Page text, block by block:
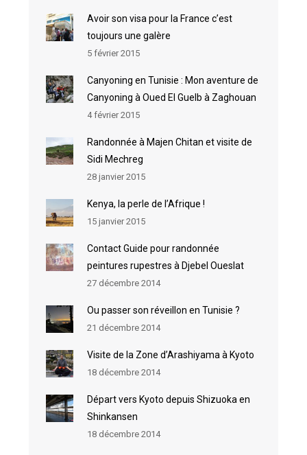
Avoir son visa pour la France c’est
toujours une galère
5 février 2015
Canyoning en Tunisie : Mon aventure de
Canyoning à Oued El Guelb à Zaghouan
4 février 2015
Randonnée à Majen Chitan et visite de
Sidi Mechreg
28 janvier 2015
Kenya, la perle de l’Afrique !
15 janvier 2015
Contact Guide pour randonnée
peintures rupestres à Djebel Oueslat
27 décembre 2014
Ou passer son réveillon en Tunisie ?
21 décembre 2014
Visite de la Zone d’Arashiyama à Kyoto
18 décembre 2014
Départ vers Kyoto depuis Shizuoka en
Shinkansen
18 décembre 2014